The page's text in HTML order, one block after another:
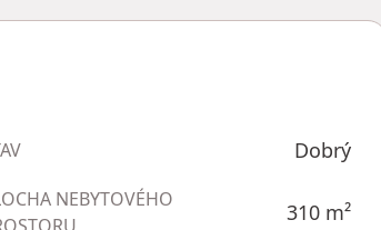
Dobrý
NEBYTOVÉHO
310m²